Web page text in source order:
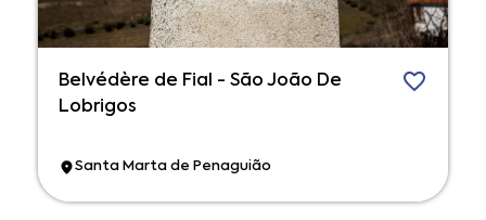
Belvédère de Fial - São João De
Lobrigos
Santa Marta de Penaguião